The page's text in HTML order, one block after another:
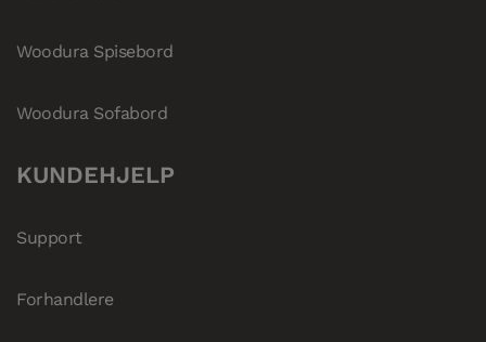
Woodura Spisebord
Woodura Sofabord
KUNDEHJELP
Support
Forhandlere